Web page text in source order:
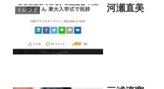
トレンド 河瀬直美